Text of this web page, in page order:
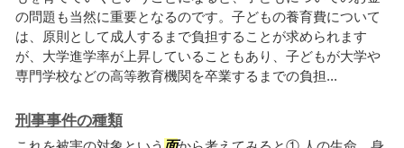
の問題も当然に重要となるのです。子どもの養育費について
は、原則として成人するまで負担することが求められます
が、大学進学率が上昇していることもあり、子どもが大学や
専門学校などの高等教育機関を卒業するまでの負担...
刑事事件の種類